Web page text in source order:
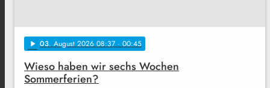
play_arrow 03. August 2026 08:37 · 00:45
Wieso haben wir sechs Wochen
Sommerferien?